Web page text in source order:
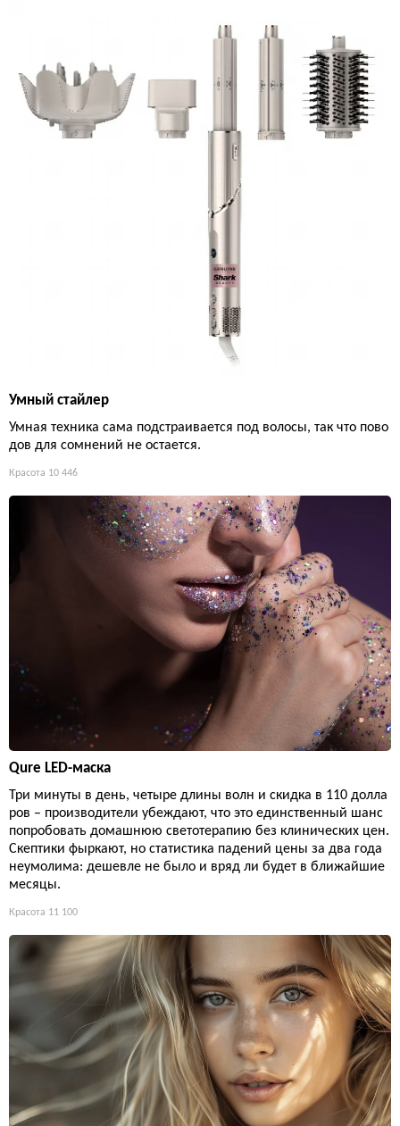
Умный стайлер
Умная техника сама подстраивается под волосы, так что пово
дов для сомнений не остается.
Красота 10 446
Qure LED-маска
Три минуты в день, четыре длины волн и скидка в 110 долла
ров – производители убеждают, что это единственный шанс
попробовать домашнюю светотерапию без клинических цен.
Скептики фыркают, но статистика падений цены за два года
неумолима: дешевле не было и вряд ли будет в ближайшие
месяцы.
Красота 11 100